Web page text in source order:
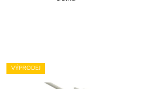
hvězdiček.
VÝPRODEJ